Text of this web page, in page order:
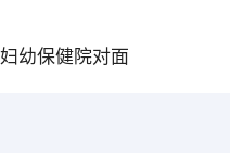
幼保健院对面